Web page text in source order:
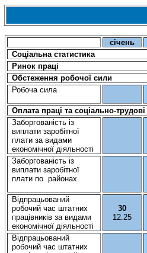
січень
Соціальнастатистика
Ринок праці
Обстеження робочої сили
Робочасила
Оплата праці та соціально-трудові
Заборгованість із
виплати заробітної
плати за видами
економічної діяльності
Заборгованість із
виплати заробітної
плати по районах
Відпрацьований
робочийчас штатних
працівниківза видами
економічної діяльності
30
12.25
Відпрацьований
робочийчас штатних